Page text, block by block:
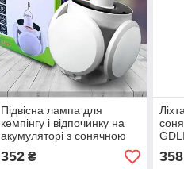
Підвісна лампа для
кемпінгу і відпочинку на
акумуляторі з сонячною
панеллю 2029 / Сонячна
аварійна лампа
352₴ 358